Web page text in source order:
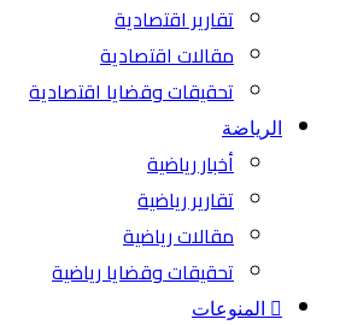
تقارير اقتصادية
مقالات اقتصادية
تحقيقات وقضايا اقتصادية
الرياضة
أخبار رياضية
تقارير رياضية
مقالات رياضية
تحقيقات وقضايا رياضية
المنوعات